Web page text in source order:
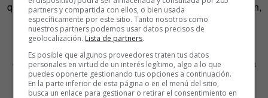
que Galdós, Joaquín Costa, los hermanos Machado, Azorín,
Valle-Inclán y Baroja.
Era una mujer de 37 años en una época en la que la
esperanza de vida rondaba los 40. Era una mujer madura
que empezaba ahora la mejor parte de su vida.
partners y compartida con ellos, o bien usada
específicamente por este sitio. Tanto nosotros como
nuestros partners podemos usar datos precisos de
geolocalización. Lista de partners.
Es posible que algunos proveedores traten tus datos
personales en virtud de un interés legítimo, algo a lo que
puedes oponerte gestionando tus opciones a continuación.
En la parte inferior de esta página o en el menú del sitio,
busca un enlace para gestionar o retirar el consentimiento en